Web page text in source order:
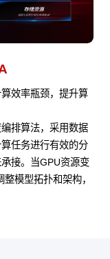
效率瓶颈，提升算
排算法，采用数据
任务进行有效的分
接。当GPU资源变
模型拓扑和架构，